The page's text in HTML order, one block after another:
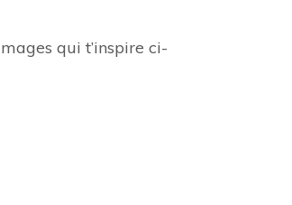
qui t’inspire ci-